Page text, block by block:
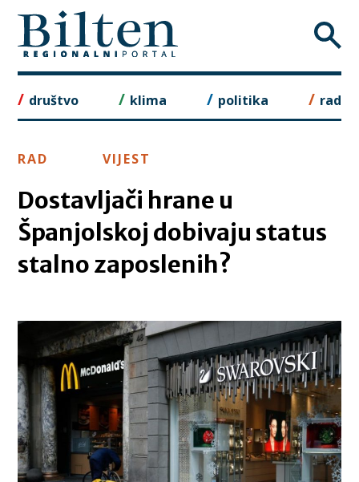
to
content
društvo klima politika rad
RAD VIJEST
Dostavljači hrane u
Španjolskoj dobivaju status
stalno zaposlenih?